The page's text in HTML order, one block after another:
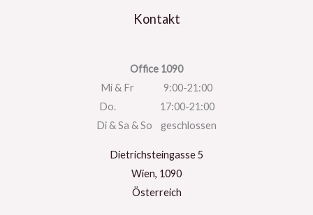
Kontakt
Office 1090
Mi & Fr 9:00-21:00
Do. 17:00-21:00
Di & Sa & So geschlossen
Dietrichsteingasse 5
Wien, 1090
Österreich